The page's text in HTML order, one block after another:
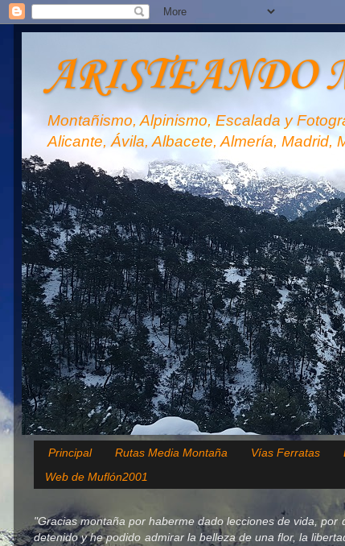
ARISTEANDO
Montañismo, Alpinismo, Escalada y
Alicante, Ávila, Albacete, Almería, Madrid,
Principal Rutas Media Montaña Vías Ferratas
Web de Muflón2001
"Gracias montaña por haberme dado lecciones de vida,
detenido y he podido admirar la belleza de una flor, la